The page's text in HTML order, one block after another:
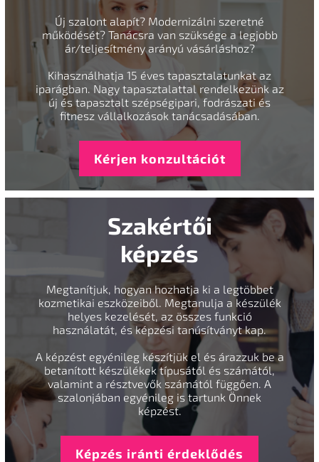
Új szalont alapít? Modernizálni szeretné
működését? Tanácsra van szüksége a legjobb
ár/teljesítmény arányú vásárláshoz?
Kihasználhatja 15 éves tapasztalatunkat az
iparágban. Nagy tapasztalattal rendelkezünk az
új és tapasztalt szépségipari, fodrászati és
fitnesz vállalkozások tanácsadásában.
Kérjen konzultációt
Szakértői
képzés
Megtanítjuk, hogyan hozhatja ki a legtöbbet
kozmetikai eszközeiből. Megtanulja a készülék
helyes kezelését, az összes funkció
használatát, és képzési tanúsítványt kap.
A képzést egyénileg készítjük el és árazzuk be a
betanított készülékek típusától és számától,
valamint a résztvevők számától függően. A
szalonjában egyénileg is tartunk Önnek
képzést.
Képzés iránti érdeklődés